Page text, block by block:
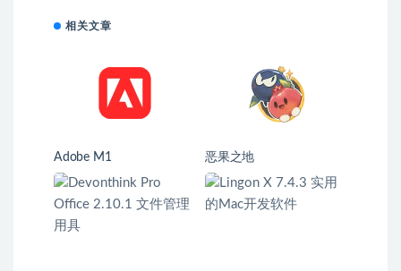
相关文章
Adobe M1 恶果之地